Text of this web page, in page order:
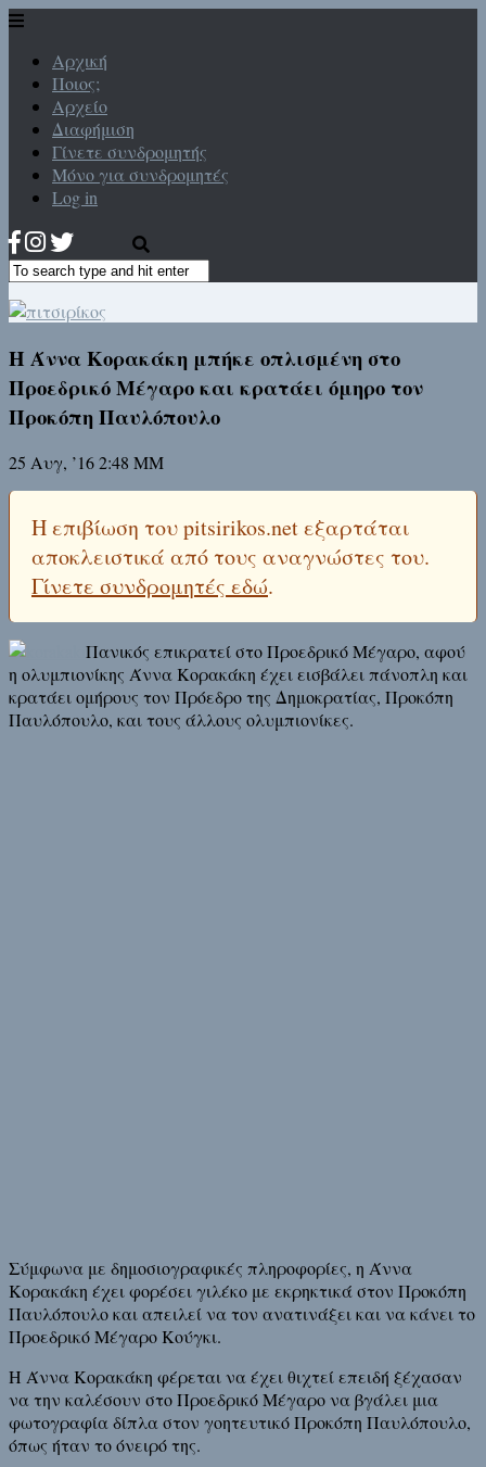
Αρχική
Ποιος;
Αρχείο
Διαφήμιση
Γίνετε συνδρομητής
Μόνο για συνδρομητές
Log in
Η Άννα Κορακάκη μπήκε οπλισμένη στο
Προεδρικό Μέγαρο και κρατάει όμηρο τον
Προκόπη Παυλόπουλο
25 Αυγ, ’16 2:48 ΜΜ
Η επιβίωση του pitsirikos.net εξαρτάται
αποκλειστικά από τους αναγνώστες του.
Γίνετε συνδρομητές εδώ.
Πανικός επικρατεί στο Προεδρικό Μέγαρο, αφού
η ολυμπιονίκης Άννα Κορακάκη έχει εισβάλει πάνοπλη και
κρατάει ομήρους τον Πρόεδρο της Δημοκρατίας, Προκόπη
Παυλόπουλο, και τους άλλους ολυμπιονίκες.
Σύμφωνα με δημοσιογραφικές πληροφορίες, η Άννα
Κορακάκη έχει φορέσει γιλέκο με εκρηκτικά στον Προκόπη
Παυλόπουλο και απειλεί να τον ανατινάξει και να κάνει το
Προεδρικό Μέγαρο Κούγκι.
Η Άννα Κορακάκη φέρεται να έχει θιχτεί επειδή ξέχασαν
να την καλέσουν στο Προεδρικό Μέγαρο να βγάλει μια
φωτογραφία δίπλα στον γοητευτικό Προκόπη Παυλόπουλο,
όπως ήταν το όνειρό της.